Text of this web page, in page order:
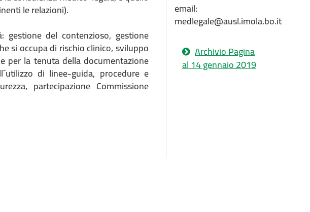
le relazioni).
gestione del contenzioso, gestione
si occupa di rischio clinico, sviluppo
per la tenuta della documentazione
di linee-guida, procedure e
partecipazione Commissione
email:
medlegale@ausl.imola.bo.it
Archivio Pagina
al 14 gennaio 2019